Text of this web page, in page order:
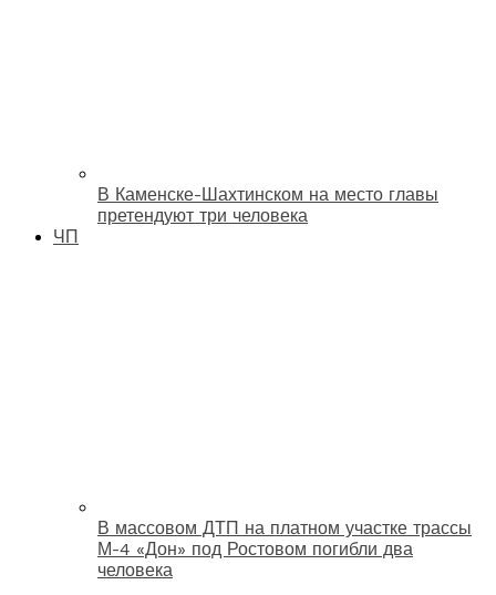
В Каменске-Шахтинском на место главы
претендуют три человека
ЧП
В массовом ДТП на платном участке трассы
М-4 «Дон» под Ростовом погибли два
человека